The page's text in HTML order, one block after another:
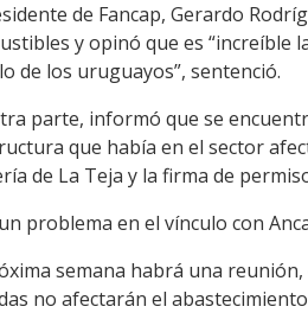
de Fancap, Gerardo
y opinó que es “increíble
de los uruguayos”, sentenció.
parte, informó que se
que había en el sector
de La Teja y la firma de
problema en el vínculo con
semana habrá una
no afectarán el